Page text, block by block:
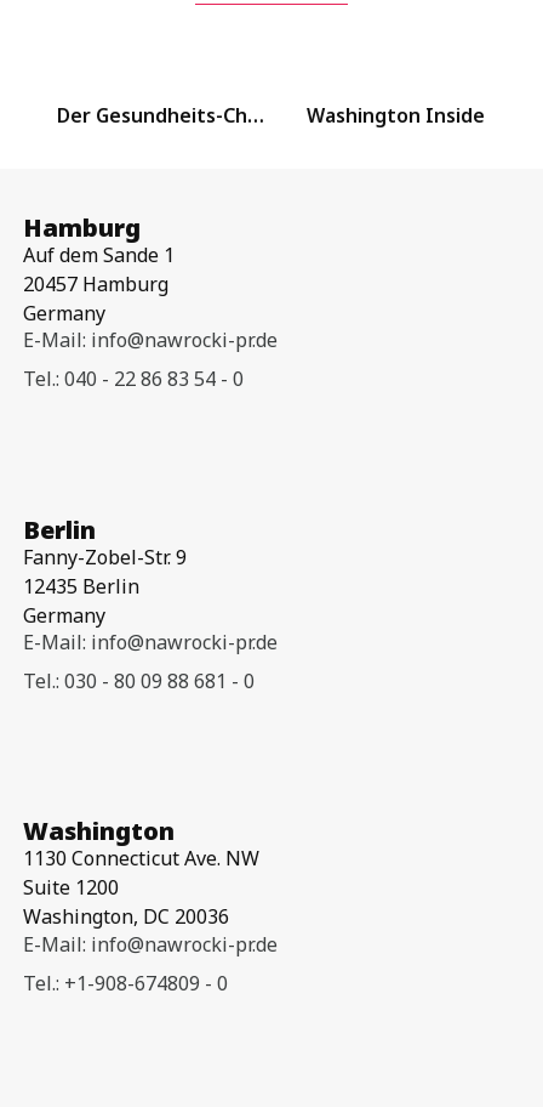
Der Gesundheits-Check – mit Katja Kipping, Jochen Brink und Dr. Mathias Höschel – Folge 18 Washington Inside
Hamburg
Auf dem Sande 1
20457 Hamburg
Germany
E-Mail: info@nawrocki-pr.de
Tel.: 040 - 22 86 83 54 - 0
Berlin
Fanny-Zobel-Str. 9
12435 Berlin
Germany
E-Mail: info@nawrocki-pr.de
Tel.: 030 - 80 09 88 681 - 0
Washington
1130 Connecticut Ave. NW
Suite 1200
Washington, DC 20036
E-Mail: info@nawrocki-pr.de
Tel.: +1-908-674809 - 0